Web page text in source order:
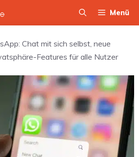
Menü
Chat mit sich selbst, neue
Features für alle Nutzer